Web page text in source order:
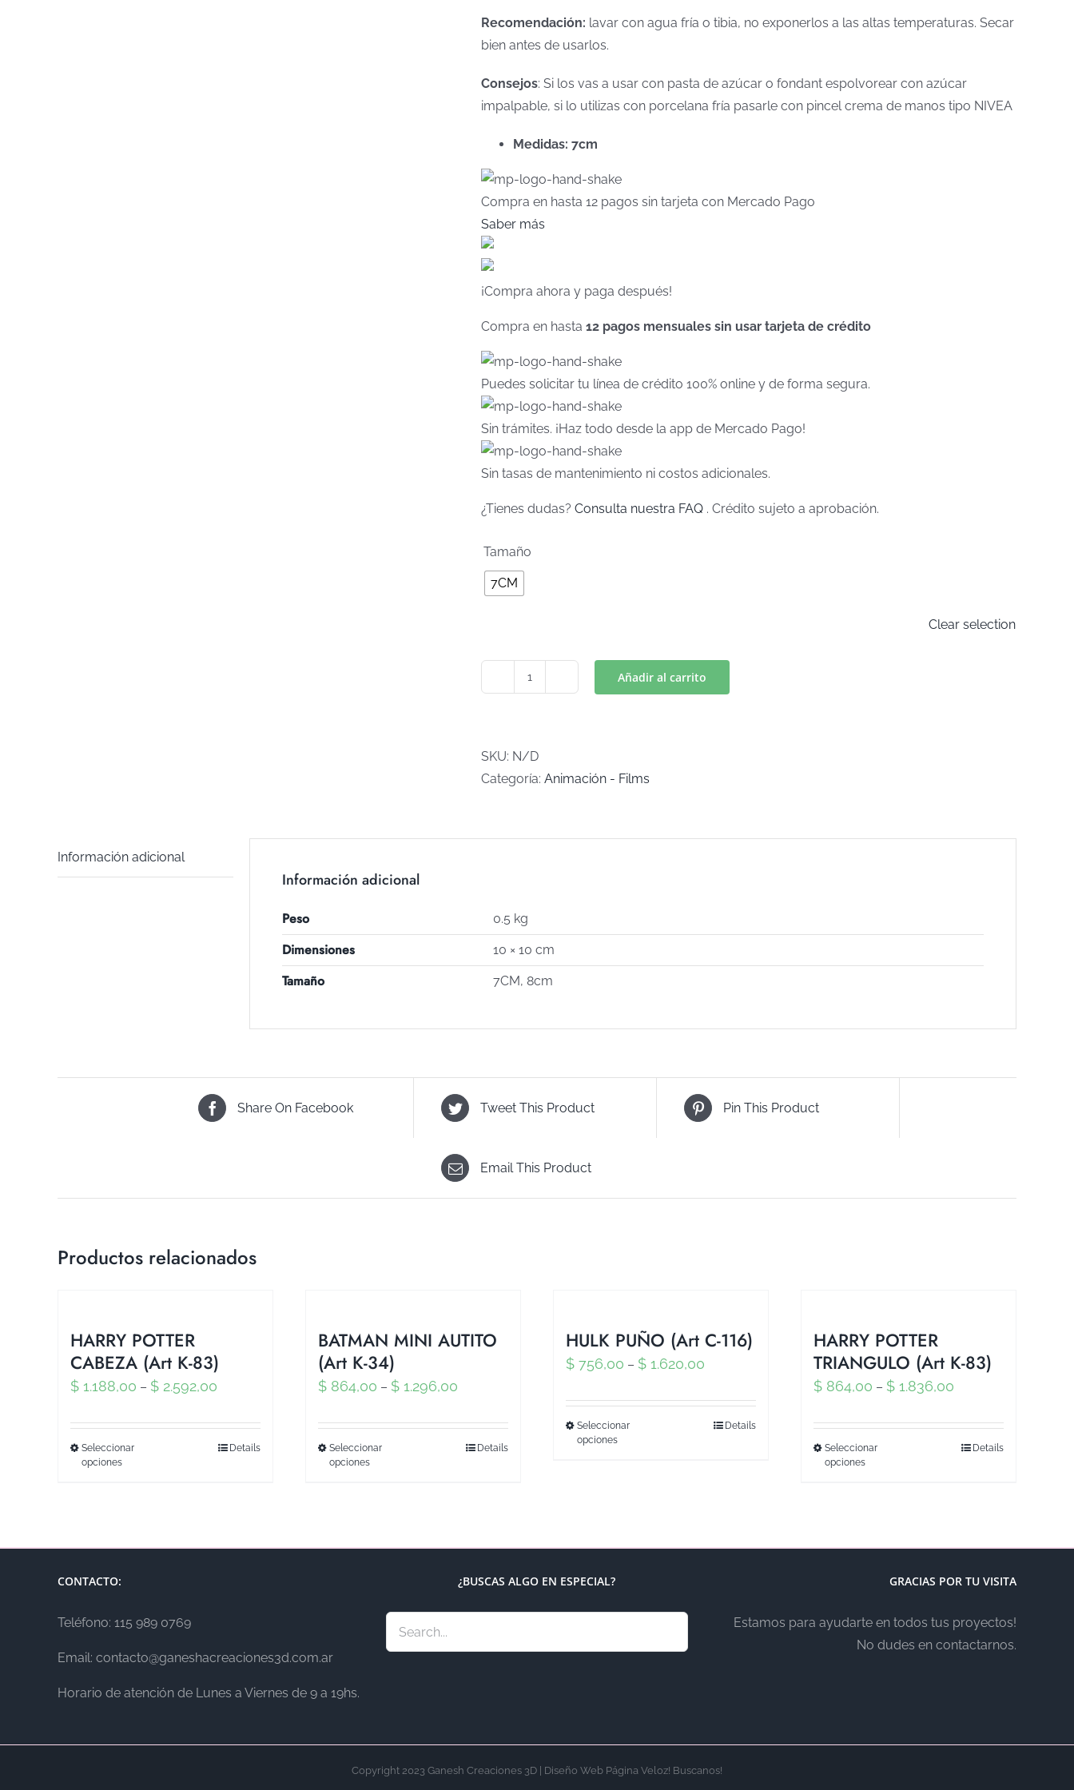
Recomendación: lavar con agua fría o tibia, no exponerlos a las altas temperaturas. Secar
bien antes de usarlos.
Consejos: Si los vas a usar con pasta de azúcar o fondant espolvorear con azúcar
impalpable, si lo utilizas con porcelana fría pasarle con pincel crema de manos tipo NIVEA
Medidas: 7cm
Compra en hasta 12 pagos sin tarjeta con Mercado Pago
Saber más
¡Compra ahora y paga después!
Compra en hasta 12 pagos mensuales sin usar tarjeta de crédito
Puedes solicitar tu línea de crédito 100% online y de forma segura.
Sin trámites. ¡Haz todo desde la app de Mercado Pago!
Sin tasas de mantenimiento ni costos adicionales.
¿Tienes dudas? Consulta nuestra FAQ . Crédito sujeto a aprobación.
Tamaño
7CM
Clear selection
C-
100)
Añadir al carrito
SKU: N/D
Categoría: Animación - Films
Información adicional
Información adicional
Peso 0.5 kg
Dimensiones 10 × 10 cm
Tamaño 7CM, 8cm
Share On Facebook Tweet This Product Pin This Product
Email This Product
Productos relacionados
HARRY POTTER
CABEZA (Art K-83)
$ 1.188,00 – $ 2.592,00
Seleccionar
opciones
Details
BATMAN MINI AUTITO
(Art K-34)
$ 864,00 – $ 1.296,00
Seleccionar
opciones
Details
HULK PUÑO (Art C-116)
$ 756,00 – $ 1.620,00
Seleccionar
opciones
Details
HARRY POTTER
TRIANGULO (Art K-83)
$ 864,00 – $ 1.836,00
Seleccionar
opciones
Details
CONTACTO:
Teléfono: 115 989 0769
Email: contacto@ganeshacreaciones3d.com.ar
Horario de atención de Lunes a Viernes de 9 a 19hs.
¿BUSCAS ALGO EN ESPECIAL? GRACIAS POR TU VISITA
Estamos para ayudarte en todos tus proyectos!
No dudes en contactarnos.
Copyright 2023 Ganesh Creaciones 3D | Diseño Web Página Veloz! Buscanos!